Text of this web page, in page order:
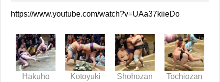
https://www.youtube.com/watch?v=UAa37kiieDo
Hakuho
Kotoyuki
Shohozan
Tochiozan